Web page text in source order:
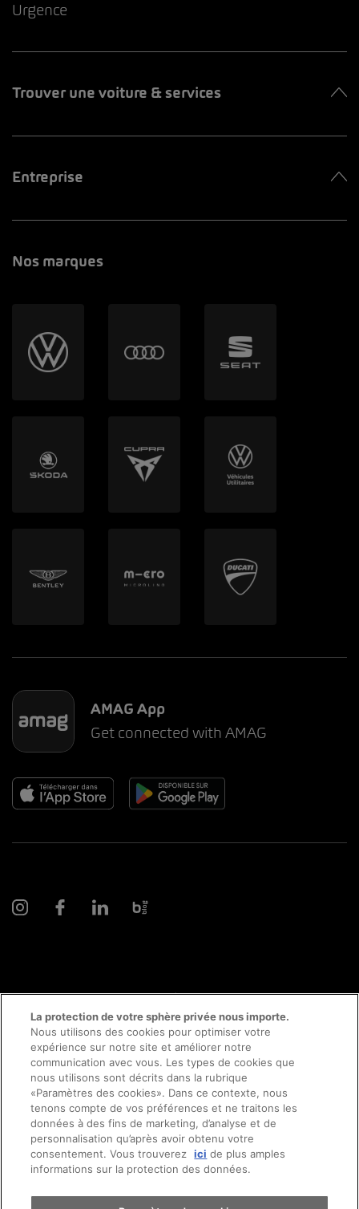
Prendre rendez-vous
Essai sur route
Urgence
Trouver une voiture & services
Entreprise
Nos marques
AMAG App
Get connected with AMAG
© 2026 AMAG Automobiles et Moteurs SA
Protection des données Mentions légales
Conseil en ligne mentions légales
Directive cookies Impressum
La protection de votre sphère privée nous importe.
Nous utilisons des cookies pour optimiser votre
expérience sur notre site et améliorer notre
communication avec vous. Les types de cookies que
nous utilisons sont décrits dans la rubrique
«Paramètres des cookies». Dans ce contexte, nous
tenons compte de vos préférences et ne traitons les
données à des fins de marketing, d’analyse et de
personnalisation qu’après avoir obtenu votre
consentement. Vous trouverez ici de plus amples
informations sur la protection des données.